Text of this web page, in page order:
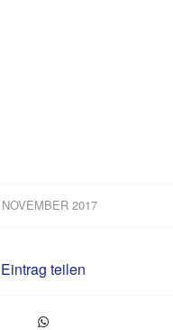
2017
Eintrag teilen